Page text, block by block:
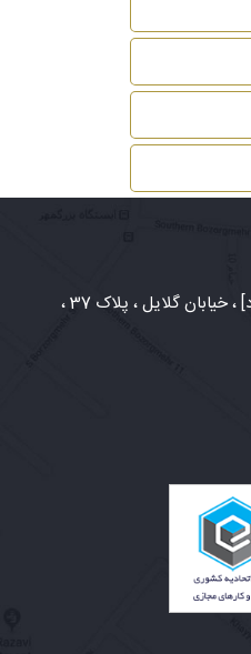
شهر مشهد، بلوار سجاد ، خیابان خیام جنوبی ۱۰ [بهزاد] ، خیابان گلایل ، پلاک 37 ،